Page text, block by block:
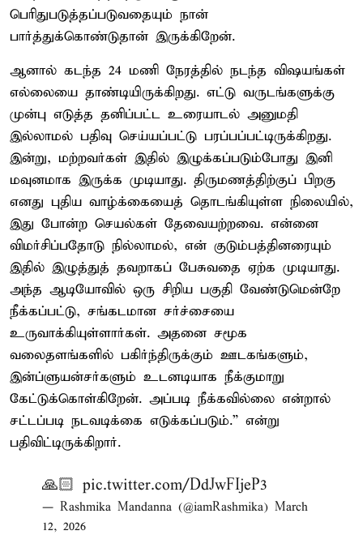
பெரிதுபடுத்தப்படுவதையும் நான்
பார்த்துக்கொண்டுதான் இருக்கிறேன்.
ஆனால் கடந்த 24 மணி நேரத்தில் நடந்த விஷயங்கள்
எல்லையை தாண்டியிருக்கிறது. எட்டு வருடங்களுக்கு
முன்பு எடுத்த தனிப்பட்ட உரையாடல் அனுமதி
இல்லாமல் பதிவு செய்யப்பட்டு பரப்பப்பட்டிருக்கிறது.
இன்று, மற்றவர்கள் இதில் இழுக்கப்படும்போது இனி
மவுனமாக இருக்க முடியாது. திருமணத்திற்குப் பிறகு
எனது புதிய வாழ்க்கையைத் தொடங்கியுள்ள நிலையில்,
இது போன்ற செயல்கள் தேவையற்றவை. என்னை
விமர்சிப்பதோடு நில்லாமல், என் குடும்பத்தினரையும்
இதில் இழுத்துத் தவறாகப் பேசுவதை ஏற்க முடியாது.
அந்த ஆடியோவில் ஒரு சிறிய பகுதி வேண்டுமென்றே
நீக்கப்பட்டு, சங்கடமான சர்ச்சையை
உருவாக்கியுள்ளார்கள். அதனை சமூக
வலைதளங்களில் பகிர்ந்திருக்கும் ஊடகங்களும்,
இன்ப்ளுயன்சர்களும் உடனடியாக நீக்குமாறு
கேட்டுக்கொள்கிறேன். அப்படி நீக்கவில்லை என்றால்
சட்டப்படி நடவடிக்கை எடுக்கப்படும்.” என்று
பதிவிட்டிருக்கிறார்.
🙏🏻 pic.twitter.com/DdJwFIjeP3
— Rashmika Mandanna (@iamRashmika) March
12, 2026